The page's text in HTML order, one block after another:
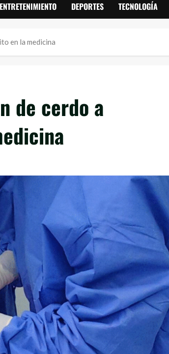
ENTRETENIMIENTO DEPORTES TECNOLOGÍA
en la medicina
de cerdo a